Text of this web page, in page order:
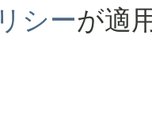
シーが適